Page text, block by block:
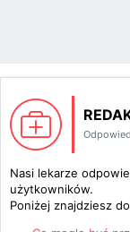
Nasi lekarze
użytkowników.
Poniżej znajdziesz